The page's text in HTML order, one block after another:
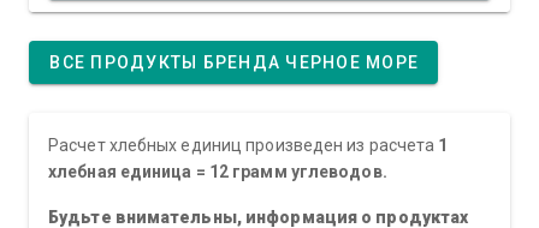
ВСЕ ПРОДУКТЫ БРЕНДА ЧЕРНОЕ МОРЕ
Расчет хлебных единиц произведен из расчета 1
хлебная единица = 12 грамм углеводов.
Будьте внимательны, информация о продуктах